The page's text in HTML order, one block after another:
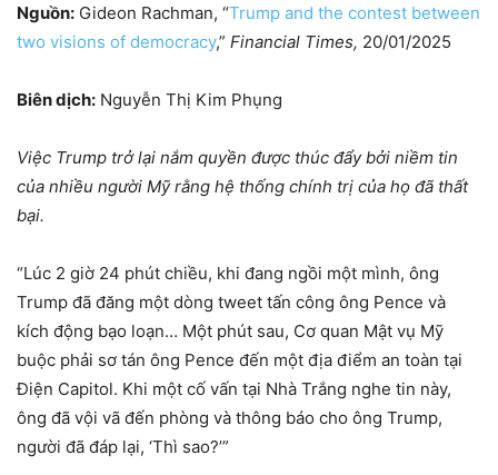
Nguồn: Gideon Rachman, “Trump and the contest between
two visions of democracy,” Financial Times, 20/01/2025
Biên dịch: Nguyễn Thị Kim Phụng
Việc Trump trở lại nắm quyền được thúc đẩy bởi niềm tin
của nhiều người Mỹ rằng hệ thống chính trị của họ đã thất
bại.
“Lúc 2 giờ 24 phút chiều, khi đang ngồi một mình, ông
Trump đã đăng một dòng tweet tấn công ông Pence và
kích động bạo loạn… Một phút sau, Cơ quan Mật vụ Mỹ
buộc phải sơ tán ông Pence đến một địa điểm an toàn tại
Điện Capitol. Khi một cố vấn tại Nhà Trắng nghe tin này,
ông đã vội vã đến phòng và thông báo cho ông Trump,
người đã đáp lại, ‘Thì sao?’”